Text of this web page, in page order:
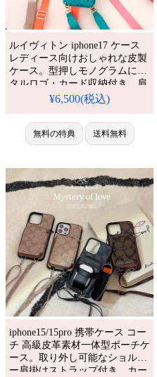
iPhone13/13pro/13mini ケース
ブラ
ルイヴィトン iphone17 ケース
レディース向けおしゃれな皮製
ケース。型押しモノグラムにメ
タルロゴ・カード収納付き、肩
掛け・斜めがけ可能な実用的な
pro/16pro max/16 plus/17/17pro
携帯ケース 全機種対応
¥6,500(税込)
無料の特典 送料無料
iphone15/15pro 携帯ケース コー
チ 高級皮革素材一体型ポーチケ
ース。取り外し可能なショルダ
ー肩掛けストラップ付き、カー